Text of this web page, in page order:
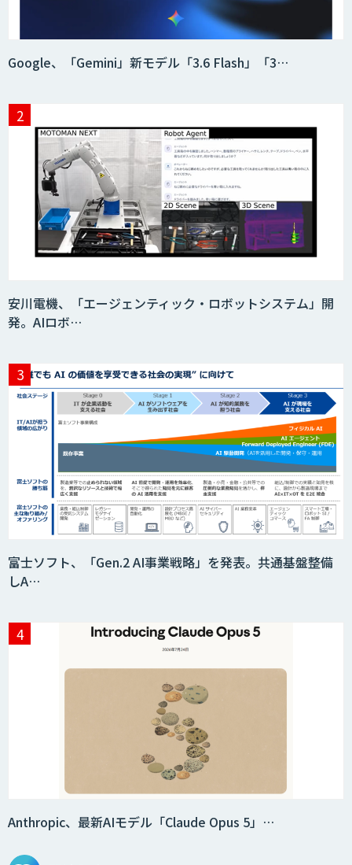
Google、「Gemini」新モデル「3.6 Flash」「3…
安川電機、「エージェンティック・ロボットシステム」開
発。AIロボ…
富士ソフト、「Gen.2 AI事業戦略」を発表。共通基盤整備
しA…
Anthropic、最新AIモデル「Claude Opus 5」…